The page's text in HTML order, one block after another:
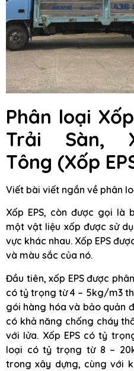
Phân loại
Trải Sàn,
Tông (Xốp
Viết bài viết ngắn về phân
Xốp EPS, còn được gọi
một vật liệu xốp được sử
vực khác nhau. Xốp EPS
và màu sắc của nó.
Đầu tiên, xốp EPS được
có tỷ trọng từ 4 – 5kg/m3
gói hàng hóa và bảo quản
có khả năng chống cháy
với lửa. Xốp EPS có tỷ
loại có tỷ trọng từ 8 –
trong xây dựng, cùng với